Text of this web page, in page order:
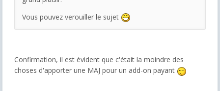
Vous pouvez verouiller le sujet
Confirmation, il est évident que c'était la moindre des
choses d'apporter une MAJ pour un add-on payant